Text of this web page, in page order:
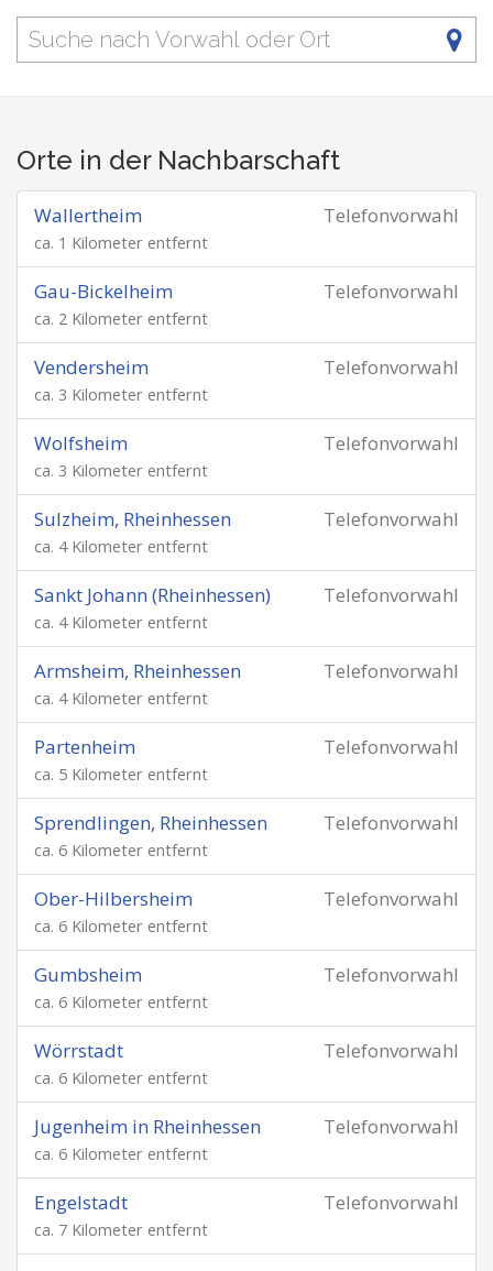
Orte in der Nachbarschaft
Telefonvorwahl
Wallertheim
ca. 1 Kilometer entfernt
Telefonvorwahl
Gau-Bickelheim
ca. 2 Kilometer entfernt
Telefonvorwahl
Vendersheim
ca. 3 Kilometer entfernt
Telefonvorwahl
Wolfsheim
ca. 3 Kilometer entfernt
Telefonvorwahl
Sulzheim, Rheinhessen
ca. 4 Kilometer entfernt
Telefonvorwahl
Sankt Johann (Rheinhessen)
ca. 4 Kilometer entfernt
Telefonvorwahl
Armsheim, Rheinhessen
ca. 4 Kilometer entfernt
Telefonvorwahl
Partenheim
ca. 5 Kilometer entfernt
Telefonvorwahl
Sprendlingen, Rheinhessen
ca. 6 Kilometer entfernt
Telefonvorwahl
Ober-Hilbersheim
ca. 6 Kilometer entfernt
Telefonvorwahl
Gumbsheim
ca. 6 Kilometer entfernt
Telefonvorwahl
Wörrstadt
ca. 6 Kilometer entfernt
Telefonvorwahl
Jugenheim in Rheinhessen
ca. 6 Kilometer entfernt
Telefonvorwahl
Engelstadt
ca. 7 Kilometer entfernt